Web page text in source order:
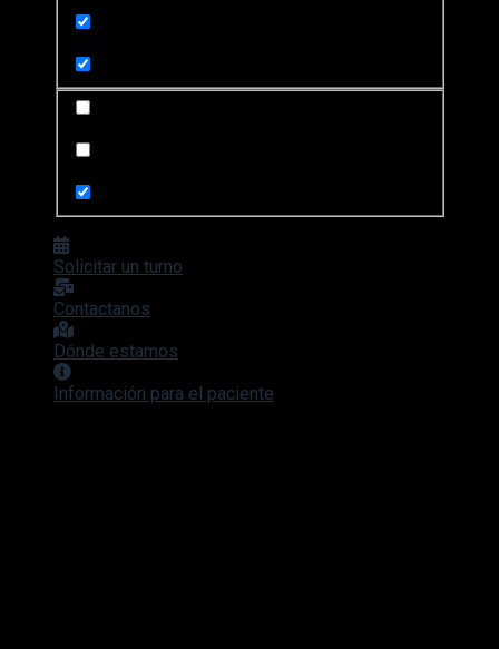
Solicitar un turno
Contactanos
Dónde estamos
Información para el paciente